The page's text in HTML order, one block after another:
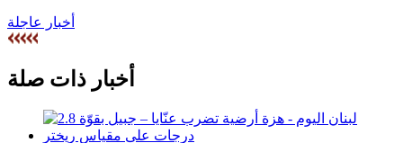
أخبار عاجلة
أخبار ذات صلة